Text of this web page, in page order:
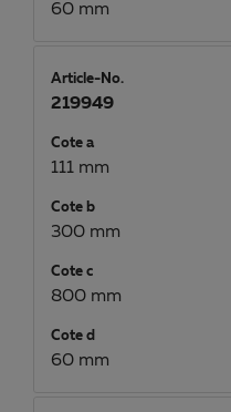
60 mm
Article-No.
219949
Cote a
111 mm
Cote b
300 mm
Cote c
800 mm
Cote d
60 mm